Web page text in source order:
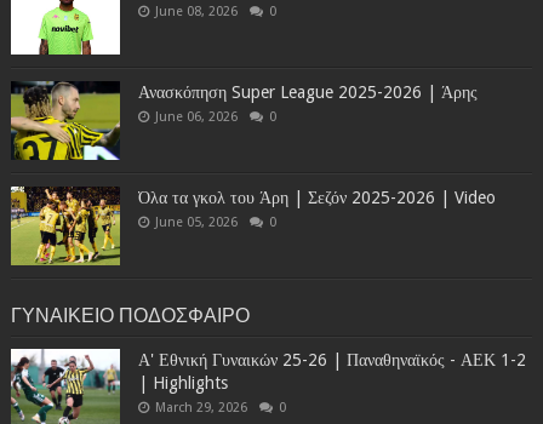
June 08, 2026 0
Ανασκόπηση Super League 2025-2026 | Άρης
June 06, 2026 0
Όλα τα γκολ του Άρη | Σεζόν 2025-2026 | Video
June 05, 2026 0
ΓΥΝΑΙΚΕΙΟ ΠΟΔΟΣΦΑΙΡΟ
Α' Εθνική Γυναικών 25-26 | Παναθηναϊκός - ΑΕΚ 1-2
| Highlights
March 29, 2026 0